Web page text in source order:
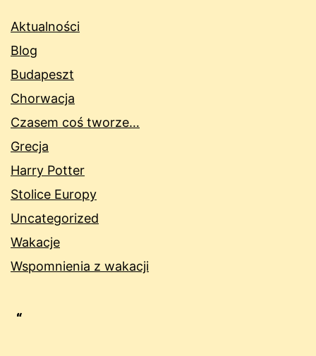
Aktualności
Blog
Budapeszt
Chorwacja
Czasem coś tworze…
Grecja
Harry Potter
Stolice Europy
Uncategorized
Wakacje
Wspomnienia z wakacji